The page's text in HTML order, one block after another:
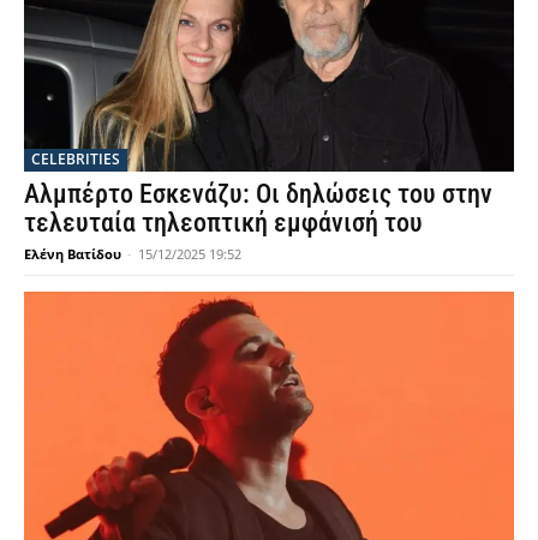
CELEBRITIES
Αλμπέρτο Εσκενάζυ: Οι δηλώσεις του στην
τελευταία τηλεοπτική εμφάνισή του
Ελένη Βατίδου - 15/12/2025 19:52